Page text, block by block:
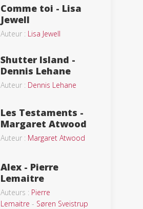
Comme toi - Lisa
Jewell
Auteur : Lisa Jewell
Shutter Island -
Dennis Lehane
Auteur : Dennis Lehane
Les Testaments -
Margaret Atwood
Auteur : Margaret Atwood
Alex - Pierre
Lemaitre
Auteurs : Pierre
Lemaitre - Søren Sveistrup